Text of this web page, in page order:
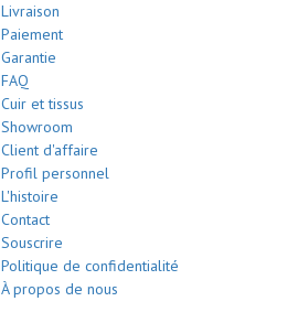
Livraison
Paiement
Garantie
FAQ
Cuir et tissus
Showroom
Client d'affaire
Profil personnel
L'histoire
Contact
Souscrire
Politique de confidentialité
À propos de nous